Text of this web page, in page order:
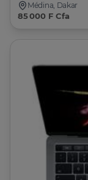
Médina, Dakar
85 000 F Cfa